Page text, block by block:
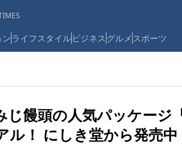
ンライフスタイルビジネス グルメ スポーツ
じ饅頭の人気パッケージ
ル！ にしき堂から発売中